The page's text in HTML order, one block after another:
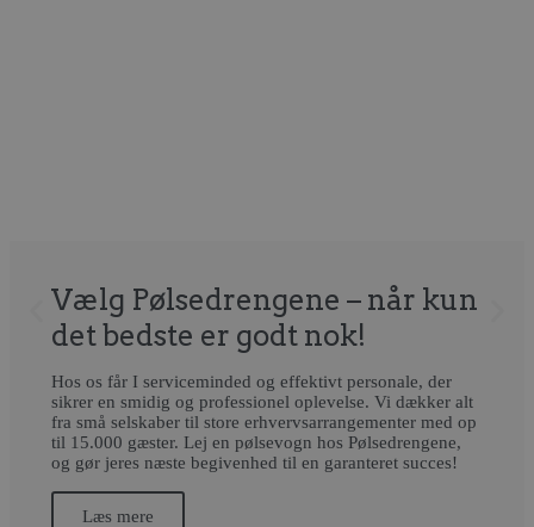
Vælg Pølsedrengene – når kun
det bedste er godt nok!
Hos os får I serviceminded og effektivt personale, der
sikrer en smidig og professionel oplevelse. Vi dækker alt
fra små selskaber til store erhvervsarrangementer med op
til 15.000 gæster. Lej en pølsevogn hos Pølsedrengene,
og gør jeres næste begivenhed til en garanteret succes!
Læs mere